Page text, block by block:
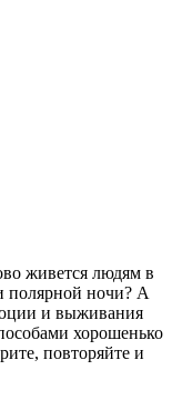
живется людям в
полярной ночи? А
и выживания
хорошенько
повторяйте и